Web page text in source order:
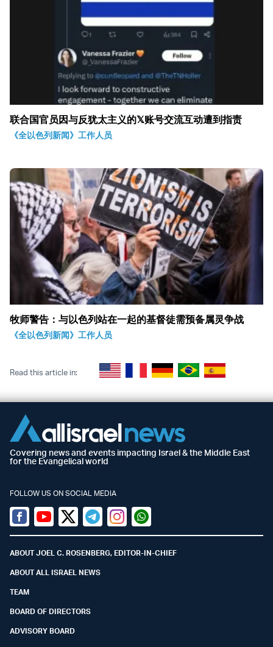
联合国官员因与反犹太主义的𝕏账号交流互动遭到指责
《全以色列新闻》工作人员
牧师警告：与以色列站在一起的基督徒需预备属灵争战
《全以色列新闻》工作人员
Read this article in:
Covering news and events impacting Israel & the Middle East
for the Evangelical world
FOLLOW US ON SOCIAL MEDIA
Facebook
YoutubeTwitter (X)
TelegramInstagramWhatsapp
ABOUT JOEL C. ROSENBERG, EDITOR-IN-CHIEF
ABOUT ALL ISRAEL NEWS
TEAM
BOARD OF DIRECTORS
ADVISORY BOARD